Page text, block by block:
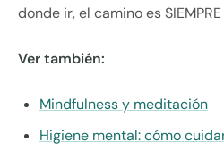
donde ir, el camino es
Ver también:
Mindfulness y meditación
Higiene mental: cómo